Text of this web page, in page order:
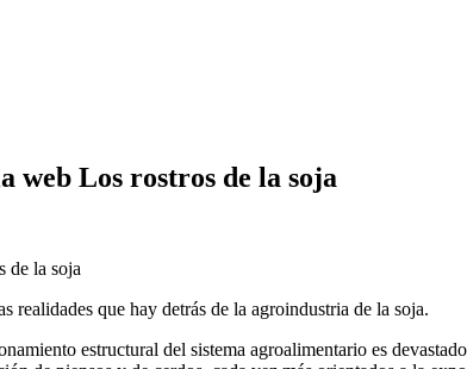
web Los rostros de la soja
realidades que hay detrás de la agroindustria de la soja.
estructural del sistema agroalimentario es